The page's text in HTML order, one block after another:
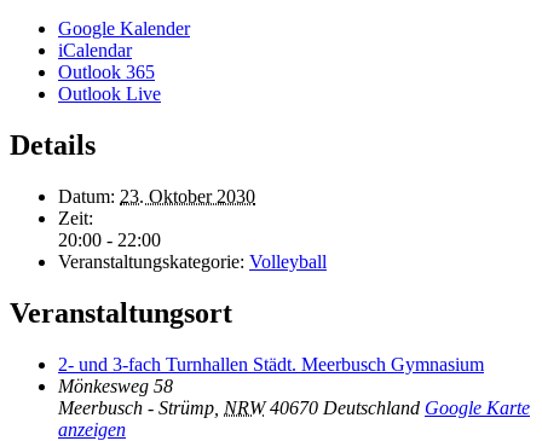
Google Kalender
iCalendar
Outlook 365
Outlook Live
Details
Datum: 23. Oktober 2030
Zeit:
20:00 - 22:00
Veranstaltungskategorie: Volleyball
Veranstaltungsort
2- und 3-fach Turnhallen Städt. Meerbusch Gymnasium
Mönkesweg 58
Meerbusch - Strümp NRW 40670 Deutschland Google Karte
anzeigen